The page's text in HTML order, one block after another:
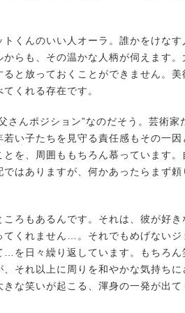
くんのいい人オーラ。誰かをけなす
らも、その温かな人柄が伺えます
と放っておくことができません。
くれる存在です。
んポジション”なのだそう。芸術家
い子たちを見守る責任感もその一
を、周囲ももちろん慕っています
はありますが、何かあったらまず
ろもあるんです。それは、彼が好き
くれません…。それでもめげないジ
…を日々繰り返しています。もちろ
それ以上に周りを和やかな気持ち
な笑いが起こる、渾身の一発が出